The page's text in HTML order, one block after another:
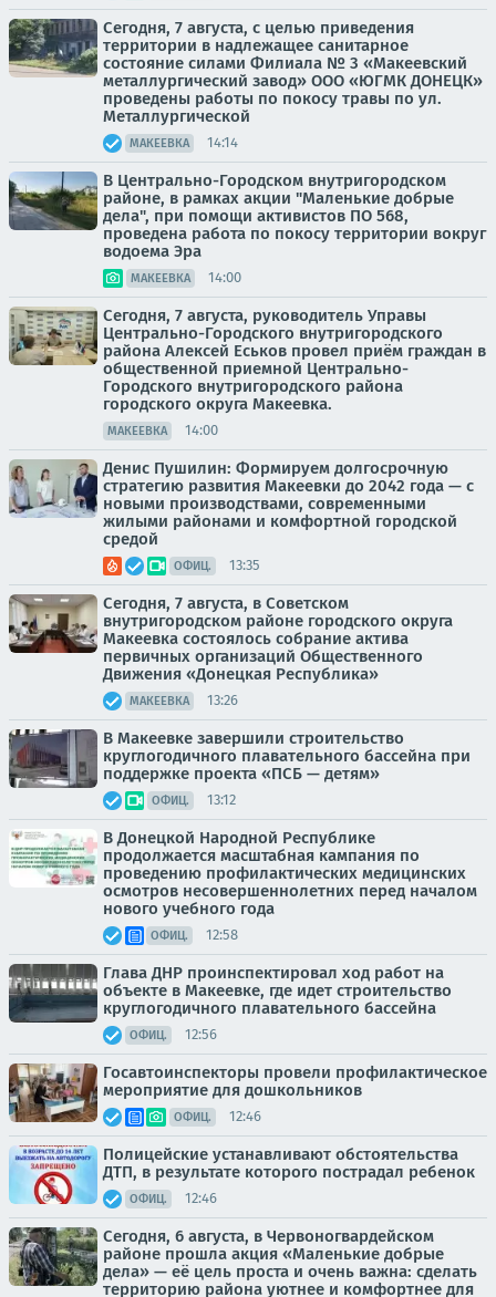
Сегодня, 7 августа, с целью приведения
территории в надлежащее санитарное
состояние силами Филиала № 3 «Макеевский
металлургический завод» ООО «ЮГМК ДОНЕЦК»
проведены работы по покосу травы по ул.
Металлургической
МАКЕЕВКА 14:14
В Центрально-Городском внутригородском
районе, в рамках акции "Маленькие добрые
дела", при помощи активистов ПО 568,
проведена работа по покосу территории вокруг
водоема Эра
МАКЕЕВКА 14:00
Сегодня, 7 августа, руководитель Управы
Центрально-Городского внутригородского
района Алексей Еськов провел приём граждан в
общественной приемной Центрально-
Городского внутригородского района
городского округа Макеевка.
МАКЕЕВКА 14:00
Денис Пушилин: Формируем долгосрочную
стратегию развития Макеевки до 2042 года — с
новыми производствами, современными
жилыми районами и комфортной городской
средой
ОФИЦ. 13:35
Сегодня, 7 августа, в Советском
внутригородском районе городского округа
Макеевка состоялось собрание актива
первичных организаций Общественного
Движения «Донецкая Республика»
МАКЕЕВКА 13:26
В Макеевке завершили строительство
круглогодичного плавательного бассейна при
поддержке проекта «ПСБ — детям»
ОФИЦ. 13:12
В Донецкой Народной Республике
продолжается масштабная кампания по
проведению профилактических медицинских
осмотров несовершеннолетних перед началом
нового учебного года
ОФИЦ. 12:58
Глава ДНР проинспектировал ход работ на
объекте в Макеевке, где идет строительство
круглогодичного плавательного бассейна
ОФИЦ. 12:56
Госавтоинспекторы провели профилактическое
мероприятие для дошкольников
ОФИЦ. 12:46
Полицейские устанавливают обстоятельства
ДТП, в результате которого пострадал ребенок
ОФИЦ. 12:46
Сегодня, 6 августа, в Червоногвардейском
районе прошла акция «Маленькие добрые
дела» — её цель проста и очень важна: сделать
территорию района уютнее и комфортнее для